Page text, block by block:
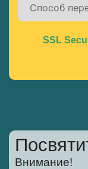
Alternative:
SSL
Внимание!